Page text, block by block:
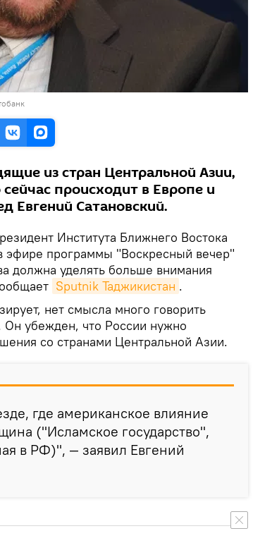
из стран Центральной Азии,
происходит в Европе и
Евгений Сатановский.
Института Ближнего Востока
эфире программы "Воскресный вечер"
должна уделять больше внимания
Sputnik Таджикистан .
нет смысла много говорить
убежден, что России нужно
со странами Центральной Азии.
где американское влияние
("Исламское государство",
в РФ)", — заявил Евгений